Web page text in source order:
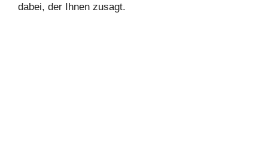
dabei, der Ihnen zusagt.